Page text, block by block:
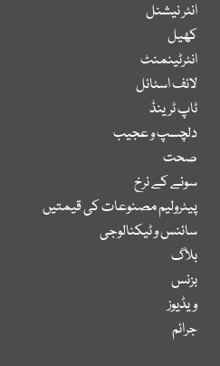
انٹر نیشنل
کھیل
انٹرٹینمنٹ
لائف اسٹائل
ٹاپ ٹرینڈ
دلچسپ و عجیب
صحت
سونے کے نرخ
پیٹرولیم مصنوعات کی قیمتیں
سائنس و ٹیکنالوجی
بلاگ
بزنس
ویڈیوز
جرائم